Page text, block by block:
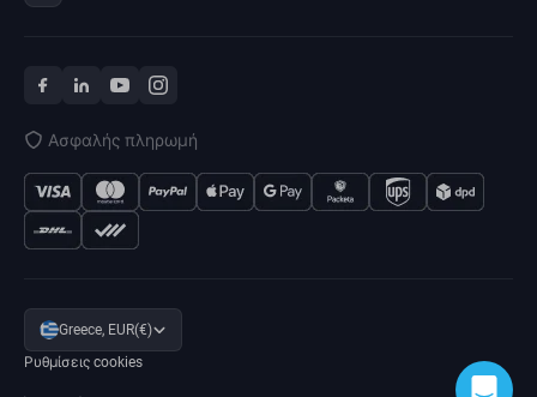
Ασφαλής πληρωμή
Greece, EUR(€)
Ρυθμίσεις cookies